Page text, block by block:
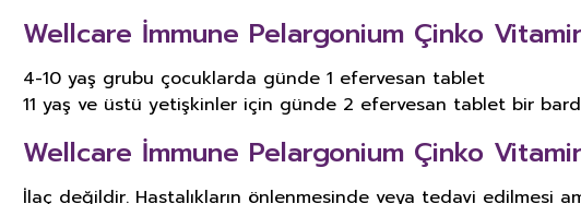
Wellcare İmmune Pelargonium Çinko
4-10 yaş grubu çocuklarda günde 1 efervesan tablet
11 yaş ve üstü yetişkinler için günde 2 efervesan tablet bir
Wellcare İmmune Pelargonium Çinko
İlaç değildir. Hastalıkların önlenmesinde veya tedavi edilmesi